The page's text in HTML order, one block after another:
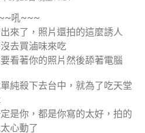
吼~~~
來了，照片還拍的這麼誘人
去買滷味來吃
看著你的照片然後舔著電腦
純殺下去台中，就為了吃天堂
是你，都是你寫的太好，拍的
心動了